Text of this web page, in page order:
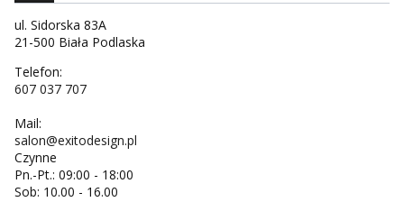
ul. Sidorska 83A
21-500 Biała Podlaska
Telefon:
607 037 707
Mail:
salon@exitodesign.pl
Czynne
Pn.-Pt.: 09:00 - 18:00
Sob: 10.00 - 16.00